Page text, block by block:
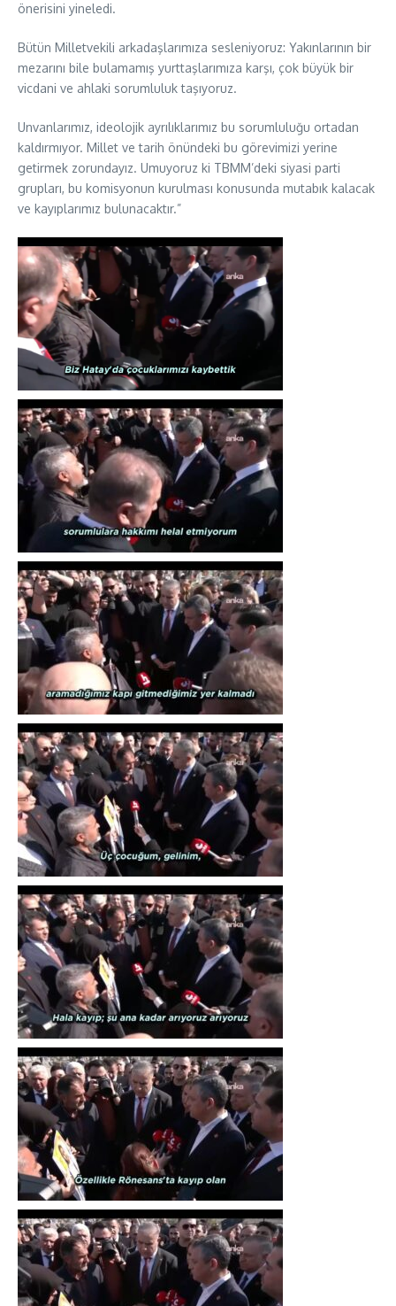
önerisini yineledi.
Bütün Milletvekili arkadaşlarımıza sesleniyoruz: Yakınlarının bir
mezarını bile bulamamış yurttaşlarımıza karşı, çok büyük bir
vicdani ve ahlaki sorumluluk taşıyoruz.
Unvanlarımız, ideolojik ayrılıklarımız bu sorumluluğu ortadan
kaldırmıyor. Millet ve tarih önündeki bu görevimizi yerine
getirmek zorundayız. Umuyoruz ki TBMM’deki siyasi parti
grupları, bu komisyonun kurulması konusunda mutabık kalacak
ve kayıplarımız bulunacaktır.”